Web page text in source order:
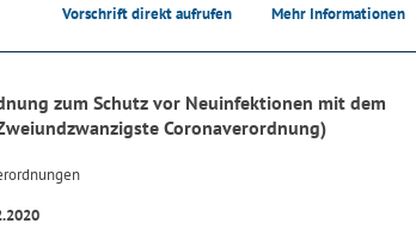
Vorschrift direkt aufrufen Mehr Informationen
zum Schutz vor Neuinfektionen mit dem
Coronaverordnung)